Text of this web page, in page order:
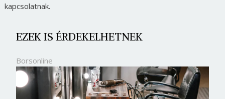
kapcsolatnak.
EZEK IS ÉRDEKELHETNEK
Borsonline